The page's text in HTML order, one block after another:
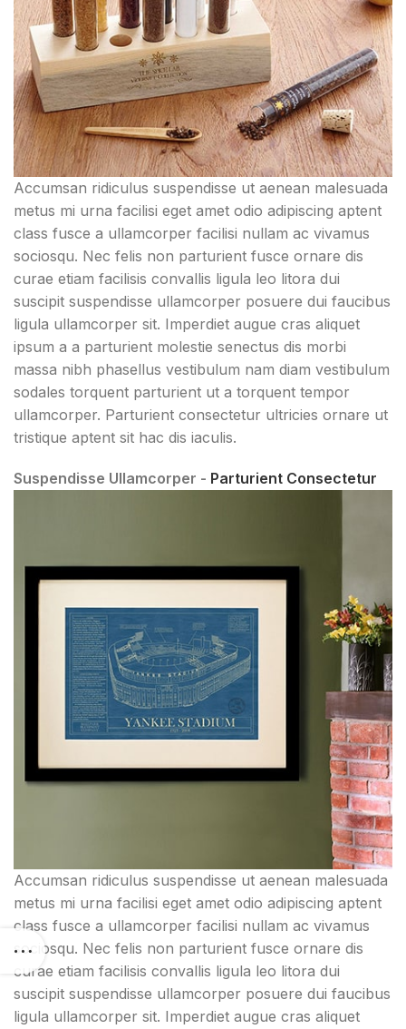
Accumsan ridiculus suspendisse ut aenean malesuada
metus mi urna facilisi eget amet odio adipiscing aptent
class fusce a ullamcorper facilisi nullam ac vivamus
sociosqu. Nec felis non parturient fusce ornare dis
curae etiam facilisis convallis ligula leo litora dui
suscipit suspendisse ullamcorper posuere dui faucibus
ligula ullamcorper sit. Imperdiet augue cras aliquet
ipsum a a parturient molestie senectus dis morbi
massa nibh phasellus vestibulum nam diam vestibulum
sodales torquent parturient ut a torquent tempor
ullamcorper. Parturient consectetur ultricies ornare ut
tristique aptent sit hac dis iaculis.
Suspendisse Ullamcorper - Parturient Consectetur
Accumsan ridiculus suspendisse ut aenean malesuada
metus mi urna facilisi eget amet odio adipiscing aptent
class fusce a ullamcorper facilisi nullam ac vivamus
sociosqu. Nec felis non parturient fusce ornare dis
curae etiam facilisis convallis ligula leo litora dui
suscipit suspendisse ullamcorper posuere dui faucibus
ligula ullamcorper sit. Imperdiet augue cras aliquet